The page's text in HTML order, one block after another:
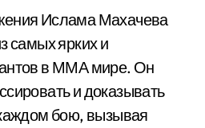
Ислама Махачева
самых ярких и
в ММА мире. Он
и доказывать
бою, вызывая